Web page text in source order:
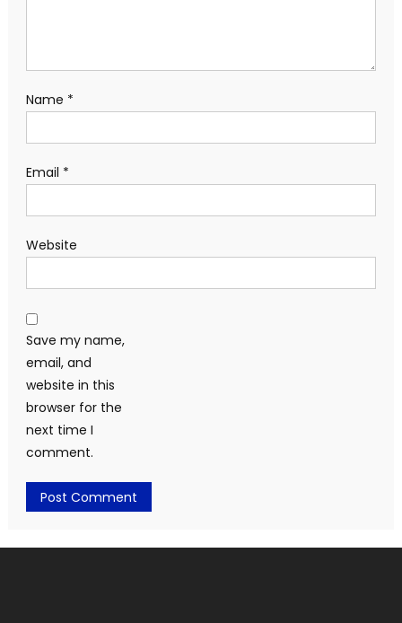
Name *
Email *
Website
Save my name,
email, and
website in this
browser for the
next time I
comment.